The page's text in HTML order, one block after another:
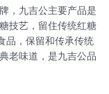
，九吉公主要产品是
技艺，留住传统红糖
品，保留和传承传统
老味道，是九吉公品